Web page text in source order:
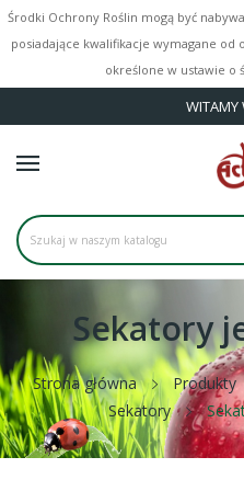
Środki Ochrony Roślin mogą być
posiadające kwalifikacje wymagane
określone w ustawie o
WITAMY
Sekatory
Strona główna Produkty
Sekatory